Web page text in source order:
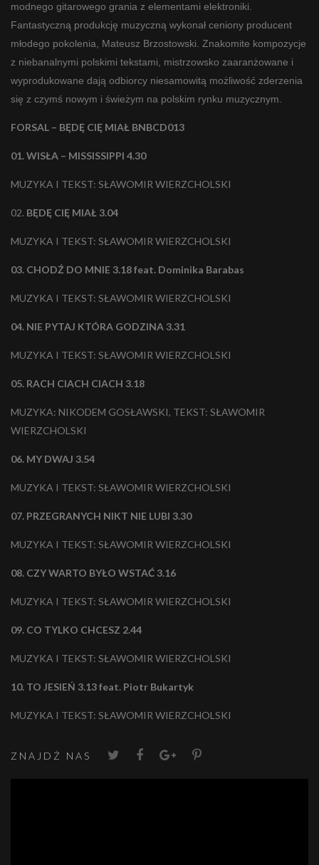
modnego gitarowego grania z elementami elektroniki.
Fantastyczną produkcję muzyczną wykonał ceniony producent
młodego pokolenia, Mateusz Brzostowski. Znakomite kompozycje
z niebanalnymi polskimi tekstami, mistrzowsko zaaranżowane i
wyprodukowane dają odbiorcy niesamowitą możliwość zderzenia
się z czymś nowym i świeżym na polskim rynku muzycznym.
FORSAL – BĘDĘ CIĘ MIAŁ BNBCD013
01. WISŁA – MISSISSIPPI 4.30
MUZYKA I TEKST: SŁAWOMIR WIERZCHOLSKI
02. BĘDĘ CIĘ MIAŁ 3.04
MUZYKA I TEKST: SŁAWOMIR WIERZCHOLSKI
03. CHODŹ DO MNIE 3.18 feat. Dominika Barabas
MUZYKA I TEKST: SŁAWOMIR WIERZCHOLSKI
04. NIE PYTAJ KTÓRA GODZINA 3.31
MUZYKA I TEKST: SŁAWOMIR WIERZCHOLSKI
05. RACH CIACH CIACH 3.18
MUZYKA: NIKODEM GOSŁAWSKI, TEKST: SŁAWOMIR
WIERZCHOLSKI
06. MY DWAJ 3.54
MUZYKA I TEKST: SŁAWOMIR WIERZCHOLSKI
07. PRZEGRANYCH NIKT NIE LUBI 3.30
MUZYKA I TEKST: SŁAWOMIR WIERZCHOLSKI
08. CZY WARTO BYŁO WSTAĆ 3.16
MUZYKA I TEKST: SŁAWOMIR WIERZCHOLSKI
09. CO TYLKO CHCESZ 2.44
MUZYKA I TEKST: SŁAWOMIR WIERZCHOLSKI
10. TO JESIEŃ 3.13 feat. Piotr Bukartyk
MUZYKA I TEKST: SŁAWOMIR WIERZCHOLSKI
ZNAJDŹ NAS